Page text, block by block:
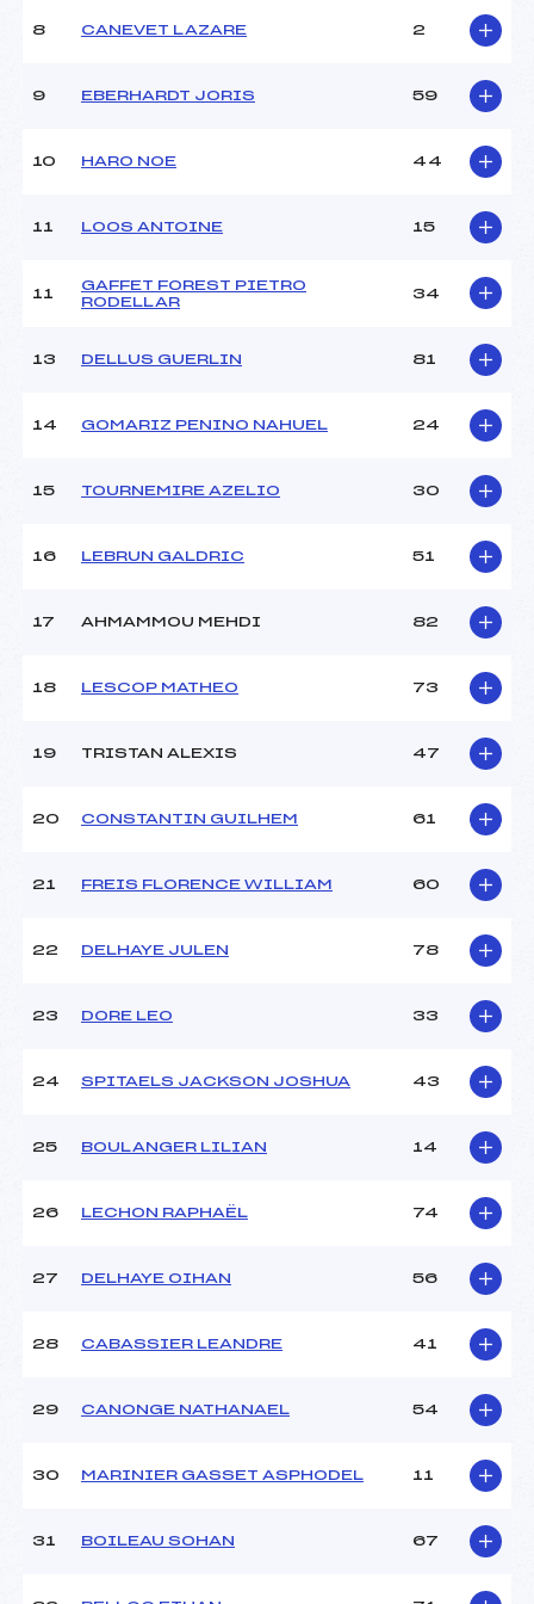
Ouvreurs C :
LE FUR (PE)
Heure de départ :
13H20
Traceur :
GER (PE)
Ouvreurs B :
COTTEREAU LAPEBIE (PE)
Ouvreurs D :
Température arrivée :
U14
8 CANEVET LAZARE 2
9 EBERHARDT JORIS 59
10 HARO NOE 44
11 LOOS ANTOINE 15
11
GAFFET FOREST PIETRO
RODELLAR
34
13 DELLUS GUERLIN 81
14 GOMARIZ PENINO NAHUEL 24
15 TOURNEMIRE AZELIO 30
16 LEBRUN GALDRIC 51
17 AHMAMMOU MEHDI 82
18 LESCOP MATHEO 73
19 TRISTAN ALEXIS 47
20 CONSTANTIN GUILHEM 61
21 FREIS FLORENCE WILLIAM 60
22 DELHAYE JULEN 78
23 DORE LEO 33
24 SPITAELS JACKSON JOSHUA 43
25 BOULANGER LILIAN 14
26 LECHON RAPHAËL 74
27 DELHAYE OIHAN 56
28 CABASSIER LEANDRE 41
29 CANONGE NATHANAEL 54
30 MARINIER GASSET ASPHODEL 11
31 BOILEAU SOHAN 67